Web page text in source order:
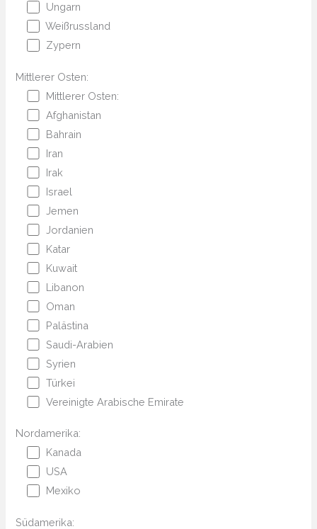
Ungarn
Weißrussland
Zypern
Mittlerer Osten:
Mittlerer Osten:
Afghanistan
Bahrain
Iran
Irak
Israel
Jemen
Jordanien
Katar
Kuwait
Libanon
Oman
Palästina
Saudi-Arabien
Syrien
Türkei
Vereinigte Arabische Emirate
Nordamerika:
Kanada
USA
Mexiko
Südamerika: